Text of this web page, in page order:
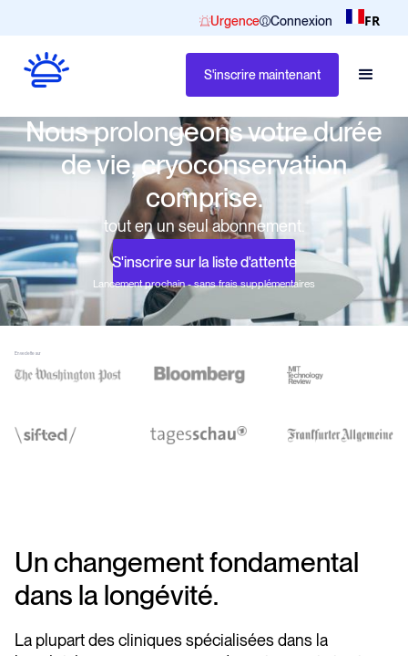
Urgence Connexion FR
S'inscrire maintenant
Nous prolongeons votre durée
de vie, cryoconservation
comprise.
tout en un seul abonnement.
S'inscrire sur la liste d'attente
Lancement prochain - sans frais supplémentaires
En vedette sur
Un changement fondamental
dans la longévité.
La plupart des cliniques spécialisées dans la